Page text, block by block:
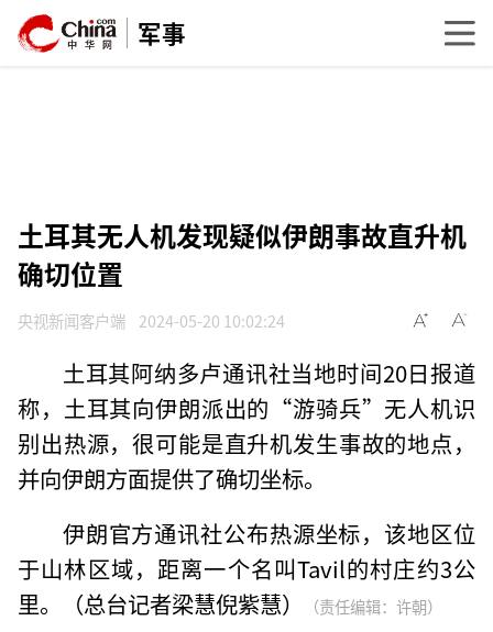
军事
土耳其无人机发现疑似伊朗事故直升机
确切位置
央视新闻客户端 2024-05-20 10:02:24
土耳其阿纳多卢通讯社当地时间20日报道
称，土耳其向伊朗派出的“游骑兵”无人机识
别出热源，很可能是直升机发生事故的地点，
并向伊朗方面提供了确切坐标。
伊朗官方通讯社公布热源坐标，该地区位
于山林区域，距离一个名叫Tavil的村庄约3公
里。（总台记者梁慧倪紫慧）
（责任编辑：许朝）